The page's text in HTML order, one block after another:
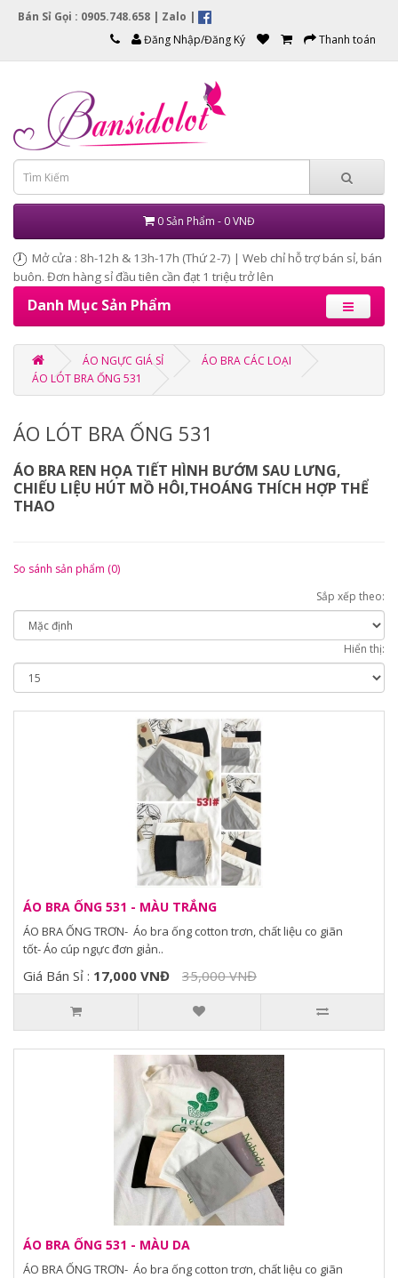
Bán Sỉ Gọi : 0905.748.658 | Zalo |
Đăng Nhập/Đăng Ký
Thanh toán
0 Sản Phẩm - 0 VNĐ
Mở cửa : 8h-12h & 13h-17h (Thứ 2-7) | Web chỉ hỗ trợ bán sỉ, bán
buôn. Đơn hàng sỉ đầu tiên cần đạt 1 triệu trở lên
Danh Mục Sản Phẩm
ÁO NGỰC GIÁ SỈ
ÁO BRA CÁC LOẠI
ÁO LÓT BRA ỐNG 531
ÁO LÓT BRA ỐNG 531
ÁO BRA REN HỌA TIẾT HÌNH BƯỚM SAU LƯNG,
CHIẾU LIỆU HÚT MỒ HÔI,THOÁNG THÍCH HỢP THỂ
THAO
So sánh sản phẩm (0)
Sắp xếp theo:
Hiển thị:
ÁO BRA ỐNG 531 - MÀU TRẮNG
ÁO BRA ỐNG TRƠN- Áo bra ống cotton trơn, chất liệu co giãn
tốt- Áo cúp ngực đơn giản..
Giá Bán Sỉ : 17,000 VNĐ 35,000 VNĐ
ÁO BRA ỐNG 531 - MÀU DA
ÁO BRA ỐNG TRƠN- Áo bra ống cotton trơn, chất liệu co giãn